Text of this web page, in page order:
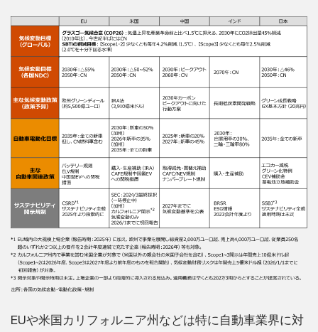
EUや米国カリフォルニア州などは特に自動車業界に対